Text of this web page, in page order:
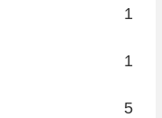
1
1
5